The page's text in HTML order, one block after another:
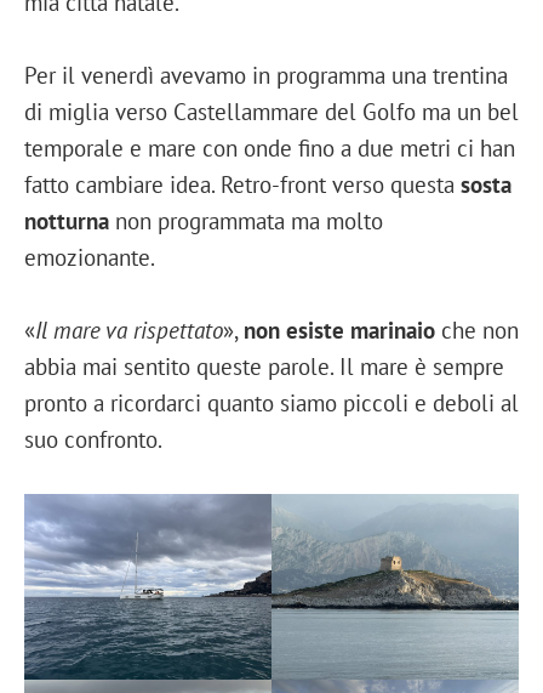
Per il venerdì avevamo in programma una trentina
di miglia verso Castellammare del Golfo ma un bel
temporale e mare con onde fino a due metri ci han
fatto cambiare idea. Retro-front verso questa sosta
notturna non programmata ma molto
emozionante.
«Il mare va rispettato», non esiste marinaio che non
abbia mai sentito queste parole. Il mare è sempre
pronto a ricordarci quanto siamo piccoli e deboli al
suo confronto.